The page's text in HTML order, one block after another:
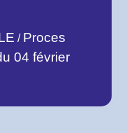
/ Proces
04 février